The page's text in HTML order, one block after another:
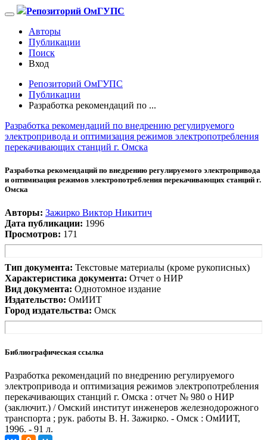
Репозиторий ОмГУПС
Авторы
Публикации
Поиск
Вход
Репозиторий ОмГУПС
Публикации
Разработка рекомендаций по ...
Разработка рекомендаций по внедрению регулируемого
электропривода и оптимизация режимов электропотребления
перекачивающих станций г. Омска
Разработка рекомендаций по внедрению регулируемого электропривода
и оптимизация режимов электропотребления перекачивающих станций г.
Омска
Авторы: Зажирко Виктор Никитич
Дата публикации: 1996
Просмотров: 171
Тип документа: Текстовые материалы (кроме рукописных)
Характеристика документа: Отчет о НИР
Вид документа: Однотомное издание
Издательство: ОмИИТ
Город издательства: Омск
Библиографическая ссылка
Разработка рекомендаций по внедрению регулируемого
электропривода и оптимизация режимов электропотребления
перекачивающих станций г. Омска : отчет № 980 о НИР
(заключит.) / Омский институт инженеров железнодорожного
транспорта ; рук. работы В. Н. Зажирко. - Омск : ОмИИТ,
1996. - 91 л.